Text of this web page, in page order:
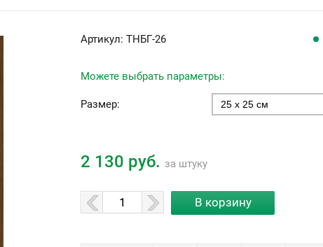
Артикул: ТНБГ-26
Можете выбрать параметры:
Размер:
2 130 руб. за штуку